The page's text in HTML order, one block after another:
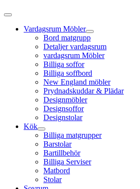
Vardagsrum Möbler
Bord matgrupp
Detaljer vardagsrum
vardagsrum Möbler
Billiga soffor
Billiga soffbord
New England möbler
Prydnadskuddar & Plädar
Designmöbler
Designsoffor
Designstolar
Kök
Billiga matgrupper
Barstolar
Bartillbehör
Billiga Serviser
Matbord
Stolar